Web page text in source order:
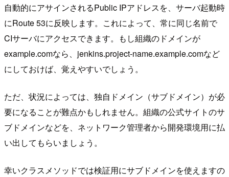
自動的にアサインされるPublic IPアドレスを、サーバ起動時
にRoute 53に反映します。これによって、常に同じ名前で
CIサーバにアクセスできます。もし組織のドメインが
example.comなら、jenkins.project-name.example.comなど
にしておけば、覚えやすいでしょう。
ただ、状況によっては、独自ドメイン（サブドメイン）が必
要になることが難点かもしれません。組織の公式サイトのサ
ブドメインなどを、ネットワーク管理者から開発環境用に払
い出してもらいましょう。
幸いクラスメソッドでは検証用にサブドメインを使えますの